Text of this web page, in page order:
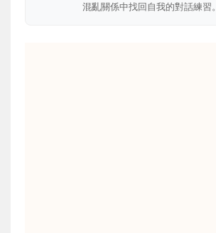
混亂關係中找回自我的對話練習。